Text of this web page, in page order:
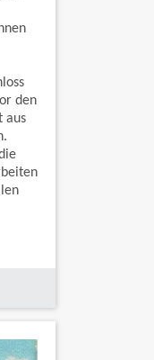
den
aus